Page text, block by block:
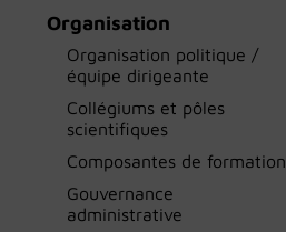
Organisation
Organisation politique /
équipe dirigeante
Collégiums et pôles
scientifiques
Composantes de formation
Gouvernance
administrative